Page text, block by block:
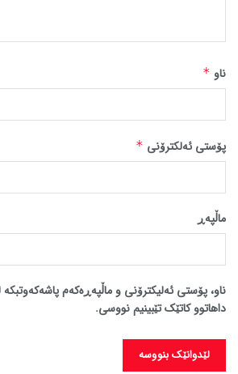
ناو *
پۆستی ئەلکترۆنی *
ماڵپه‌ڕ
ناو، پۆستی ئەلیکترۆنی و ماڵپەڕەکەم
داهاتوو کاتێک تێبینیم نووسی.